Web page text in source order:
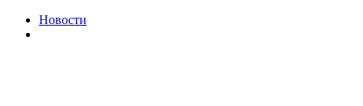
Новости